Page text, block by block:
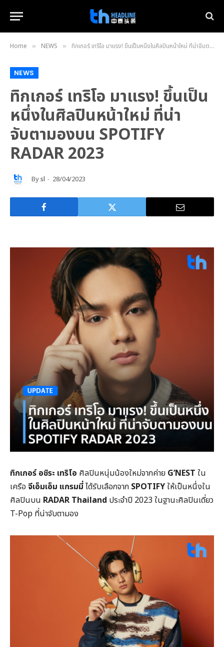
Home » NEWS » ทิกเกอร์ เทริโอ มาแรง! ขึ้นเป็นหนึ่งในศิลปินหน้าใหม่ ที่น่าจับตามองบน SPOTIFY RADAR 2023
NEWS
ทิกเกอร์ เทริโอ มาแรง! ขึ้นเป็น
หนึ่งในศิลปินหน้าใหม่ ที่น่า
จับตามองบน SPOTIFY
RADAR 2023
Bysl 28/04/2023
ทิกเกอร์ อชิระ เทริโอ ศิลปินหนุ่มน้องใหม่จากค่าย G’NEST ใน
เครือ จีเอ็มเอ็ม แกรมมี่ได้รับเลือกจาก SPOTIFYให้เป็นหนึ่งใน
ศิลปินบน RADAR Thailand ประจำปี 2023 ในฐานะศิลปินเดี่ยว
T-Pop ที่น่าจับตามอง